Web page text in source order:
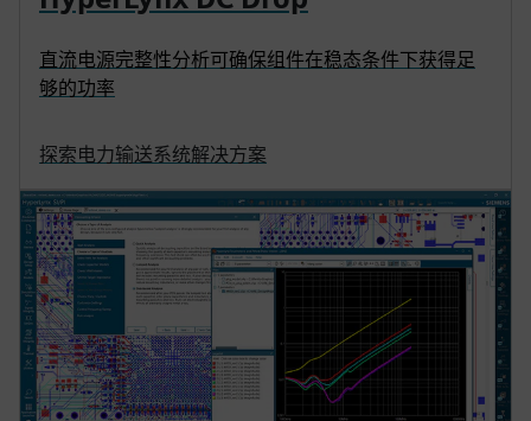
直流电源完整性分析可确保组件在稳态条件下获得足
够的功率
探索电力输送系统解决方案